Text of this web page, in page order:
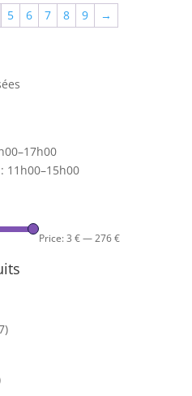
5 6 7 8 9 →
11h00–15h00
Price:3 €—276 €